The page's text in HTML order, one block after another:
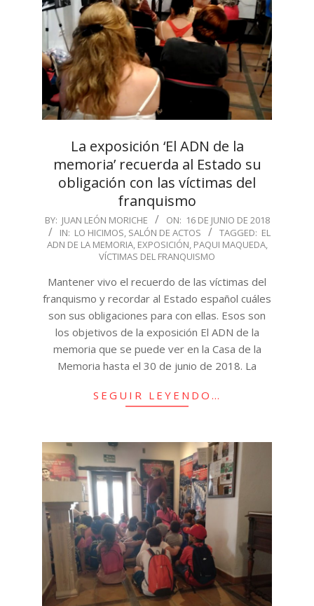
La exposición ‘El ADN de la
memoria’ recuerda al Estado su
obligación con las víctimas del
franquismo
2018-
06-
16
BY: JUAN LEÓN MORICHE ON: 16 DE JUNIO DE 2018
IN: LO HICIMOS, SALÓN DE ACTOS TAGGED: EL
ADN DE LA MEMORIA, EXPOSICIÓN, PAQUI MAQUEDA,
VÍCTIMAS DEL FRANQUISMO
Mantener vivo el recuerdo de las víctimas del
franquismo y recordar al Estado español cuáles
son sus obligaciones para con ellas. Esos son
los objetivos de la exposición El ADN de la
memoria que se puede ver en la Casa de la
Memoria hasta el 30 de junio de 2018. La
SEGUIR LEYENDO…